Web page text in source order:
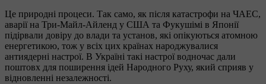
Це природні процеси. Так само, як після катастрофи на ЧАЕС,
аварії на Три-Майл-Айленд у США та Фукушімі в Японії
підірвали довіру до влади та установ, які опікуються атомною
енергетикою, тож у всіх цих країнах народжувалися
антиядерні настрої. В Україні такі настрої водночас дали
поштовх для поширення ідей Народного Руху, який сприяв у
відновленні незалежності.